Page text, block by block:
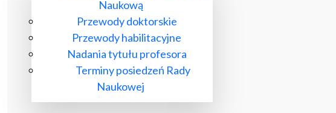
Naukową
Przewody doktorskie
Przewody habilitacyjne
Nadania tytułu profesora
Terminy posiedzeń Rady
Naukowej